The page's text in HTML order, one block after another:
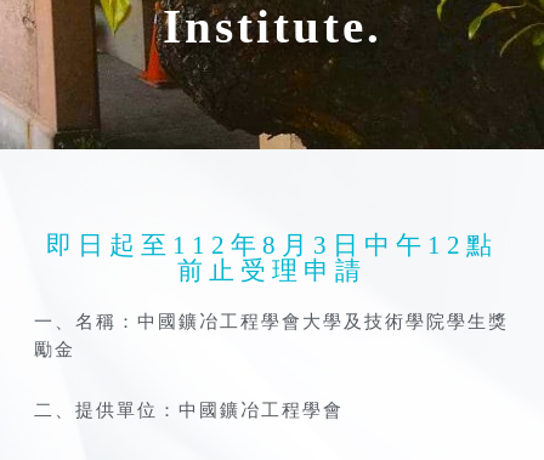
Institute.
即日起至112年8月3日中午12點
前止受理申請
一、名稱：中國鑛冶工程學會大學及技術學院學生獎
勵金
二、提供單位：中國鑛冶工程學會